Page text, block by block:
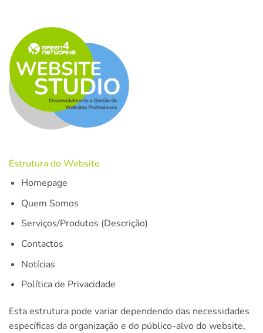
Estrutura do Website
Homepage
Quem Somos
Serviços/Produtos (Descrição)
Contactos
Notícias
Política de Privacidade
Esta estrutura pode variar dependendo das necessidades
específicas da organização e do público-alvo do website,